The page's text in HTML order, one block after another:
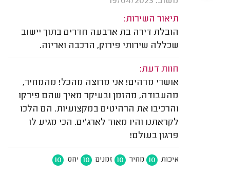
תיאור השירות:
הובלת דירה בת ארבעה חדרים בתוך יישוב
שכללה שירותי פירוק, הרכבה ואריזה.
חוות דעת:
אושרי מדהים! אני מרוצה מהכל! מהמחיר,
מהעבודה, מהזמן ובעיקר מאיך שהם פירקו
והרכיבו את הרהיטים במקצועיות. הם הלכו
לקראתנו והיו מאוד לארג'ים. הכי מגיע לו
פרגון בעולם!
איכות 10 מחיר 10 זמנים 10 יחס 10